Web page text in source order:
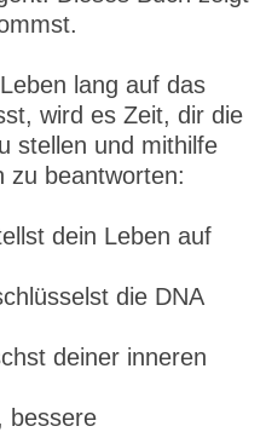
lang auf das
wird es Zeit, dir die
stellen und mithilfe
zu beantworten:
dein Leben auf
die DNA
deiner inneren
bessere